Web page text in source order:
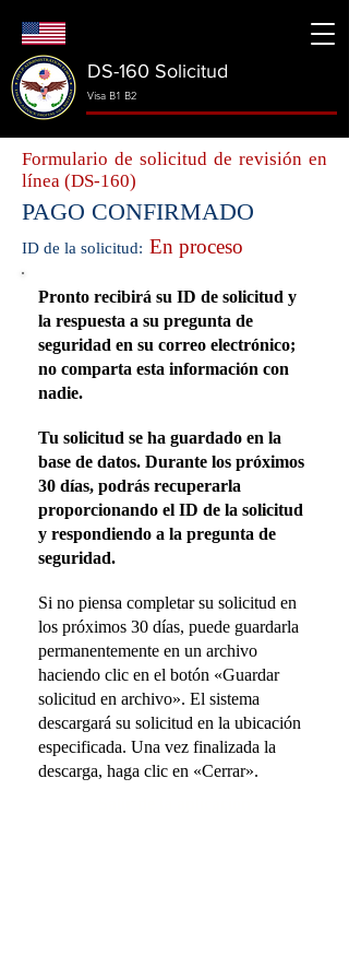
DS-160 Solicitud
Visa B1 B2
Formulario de solicitud de revisión en
línea (DS-160)
PAGO CONFIRMADO
ID de la solicitud: En proceso
Pronto recibirá su ID de solicitud y
la respuesta a su pregunta de
seguridad en su correo electrónico;
no comparta esta información con
nadie.
Tu solicitud se ha guardado en la
base de datos. Durante los próximos
30 días, podrás recuperarla
proporcionando el ID de la solicitud
y respondiendo a la pregunta de
seguridad.
Si no piensa completar su solicitud en
los próximos 30 días, puede guardarla
permanentemente en un archivo
haciendo clic en el botón «Guardar
solicitud en archivo». El sistema
descargará su solicitud en la ubicación
especificada. Una vez finalizada la
descarga, haga clic en «Cerrar».